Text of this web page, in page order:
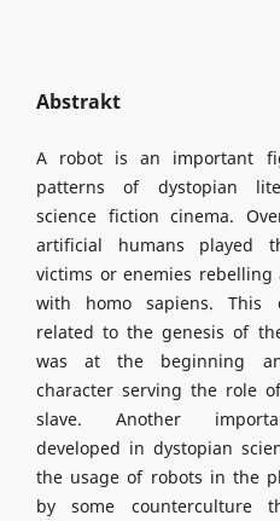
Abstrakt
A robot is an important
patterns of dystopian
science fiction cinema.
artificial humans played
victims or enemies
with homo sapiens. This
related to the genesis of
was at the beginning
character serving the role
slave. Another
developed in dystopian
the usage of robots in the
by some counterculture